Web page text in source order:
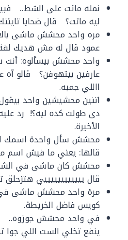
نمله ماتت على الشط..
ليه ماتت؟ قال ضحايا
مره واحد محشش ماشى
عمود قال له مش هديك
واحد محشش بيسألوه:
عارفين بيتهوفن؟ قالو آه
االلي جمبه.
اتنين محشيشين واحد
دى طولت كده ليه؟! رد
الأخيرة.
محشش سأل واحدة اسمك
قالها: يعني ما فيش اسم
محشش كان ماشى في
قال ييييييييييييي هتزحلق
مرة واحد محشش ماشى في
كويس فاضل الخريطة.
في واحد محشش جوزوه..
ينفع تخلي الست اللي جوا